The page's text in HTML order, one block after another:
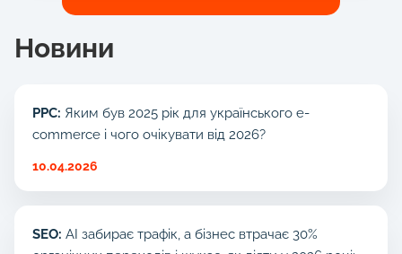
Новини
PPC: Яким був 2025 рік для українського e-
commerce і чого очікувати від 2026?
10.04.2026
SEO: AI забирає трафік, а бізнес втрачає 30%